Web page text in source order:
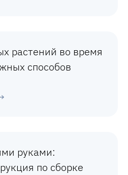
растений во время
способов
руками:
по сборке